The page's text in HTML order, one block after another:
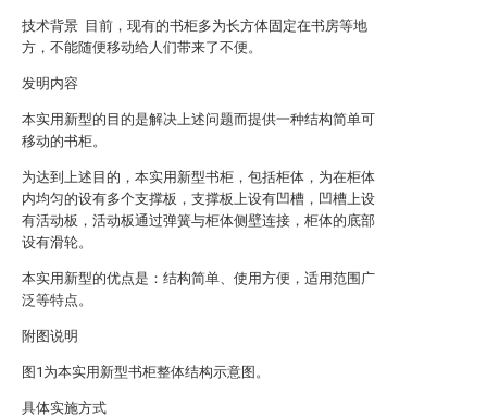
技术背景 目前，现有的书柜多为长方体固定在书房等地
方，不能随便移动给人们带来了不便。
发明内容
本实用新型的目的是解决上述问题而提供一种结构简单可
移动的书柜。
为达到上述目的，本实用新型书柜，包括柜体，为在柜体
内均匀的设有多个支撑板，支撑板上设有凹槽，凹槽上设
有活动板，活动板通过弹簧与柜体侧壁连接，柜体的底部
设有滑轮。
本实用新型的优点是：结构简单、使用方便，适用范围广
泛等特点。
附图说明
图1为本实用新型书柜整体结构示意图。
具体实施方式